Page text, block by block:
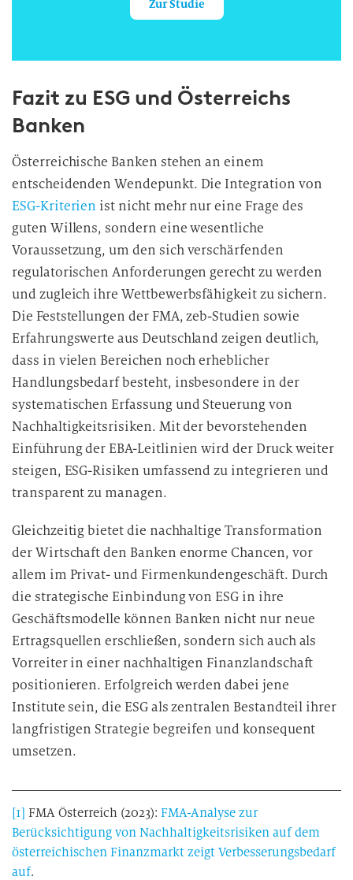
Zur Studie
Fazit zu ESG und Österreichs
Banken
Österreichische Banken stehen an einem
entscheidenden Wendepunkt. Die Integration von
ESG-Kriterien ist nicht mehr nur eine Frage des
guten Willens, sondern eine wesentliche
Voraussetzung, um den sich verschärfenden
regulatorischen Anforderungen gerecht zu werden
und zugleich ihre Wettbewerbsfähigkeit zu sichern.
Die Feststellungen der FMA, zeb-Studien sowie
Erfahrungswerte aus Deutschland zeigen deutlich,
dass in vielen Bereichen noch erheblicher
Handlungsbedarf besteht, insbesondere in der
systematischen Erfassung und Steuerung von
Nachhaltigkeitsrisiken. Mit der bevorstehenden
Einführung der EBA-Leitlinien wird der Druck weiter
steigen, ESG-Risiken umfassend zu integrieren und
transparent zu managen.
Gleichzeitig bietet die nachhaltige Transformation
der Wirtschaft den Banken enorme Chancen, vor
allem im Privat- und Firmenkundengeschäft. Durch
die strategische Einbindung von ESG in ihre
Geschäftsmodelle können Banken nicht nur neue
Ertragsquellen erschließen, sondern sich auch als
Vorreiter in einer nachhaltigen Finanzlandschaft
positionieren. Erfolgreich werden dabei jene
Institute sein, die ESG als zentralen Bestandteil ihrer
langfristigen Strategie begreifen und konsequent
umsetzen.
[1] FMA Österreich (2023): FMA-Analyse zur
Berücksichtigung von Nachhaltigkeitsrisiken auf dem
österreichischen Finanzmarkt zeigt Verbesserungsbedarf
auf.